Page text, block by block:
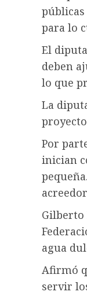
para lo
El
deben
lo que
La
Por
inician
Gilberto
agua
Afirmó
servir